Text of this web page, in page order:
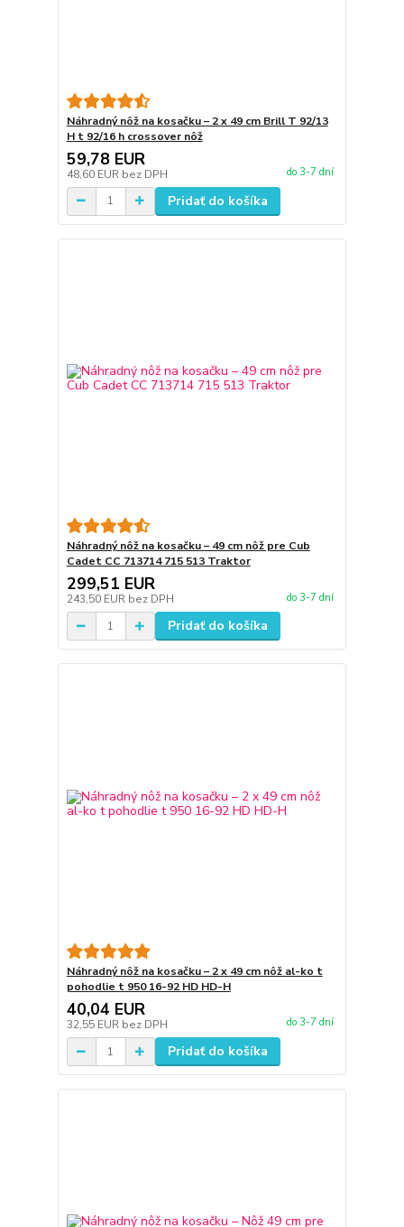
Náhradný nôž na kosačku – 2 x 49 cm Brill T 92/13
H t 92/16 h crossover nôž
59,78 EUR
48,60 EUR bez DPH do 3-7 dní
Pridať do košíka
Náhradný nôž na kosačku – 49 cm nôž pre Cub
Cadet CC 713714 715 513 Traktor
299,51 EUR
243,50 EUR bez DPH do 3-7 dní
Pridať do košíka
Náhradný nôž na kosačku – 2 x 49 cm nôž al-ko t
pohodlie t 950 16-92 HD HD-H
40,04 EUR
32,55 EUR bez DPH do 3-7 dní
Pridať do košíka